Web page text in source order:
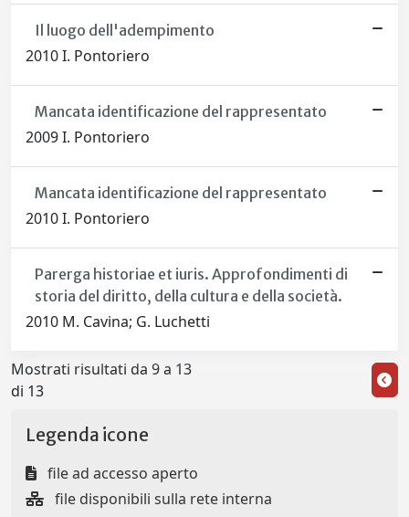
Il luogo dell'adempimento
2010 I. Pontoriero
Mancata identificazione del rappresentato
2009 I. Pontoriero
Mancata identificazione del rappresentato
2010 I. Pontoriero
Parerga historiae et iuris. Approfondimenti di
storia del diritto, della cultura e della società.
2010 M. Cavina; G. Luchetti
Mostrati risultati da 9 a 13
di 13
Legenda icone
file ad accesso aperto
file disponibili sulla rete interna